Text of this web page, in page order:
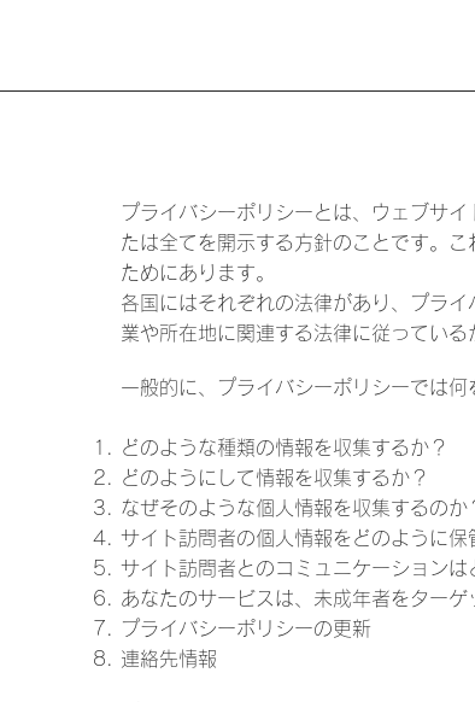
プライバシーポリシーとは、ウェブサ
たは全てを開示する方針のことです。
ためにあります。
各国にはそれぞれの法律があり、プラ
業や所在地に関連する法律に従っている
一般的に、プライバシーポリシーでは何
どのような種類の情報を収集するか？
どのようにして情報を収集するか？
なぜそのような個人情報を収集するのか
サイト訪問者の個人情報をどのように
サイト訪問者とのコミュニケーション
あなたのサービスは、未成年者をター
プライバシーポリシーの更新
連絡先情報